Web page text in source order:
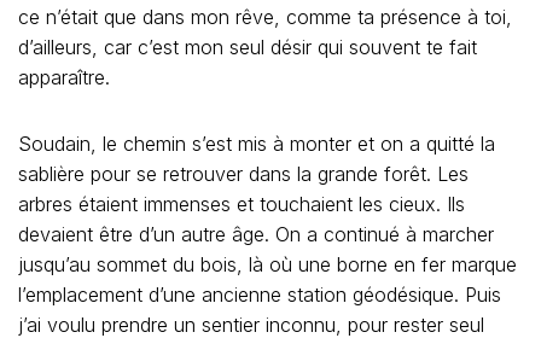
ce n’était que dans mon rêve, comme ta présence à toi,
d’ailleurs, car c’est mon seul désir qui souvent te fait
apparaître.
Soudain, le chemin s’est mis à monter et on a quitté la
sablière pour se retrouver dans la grande forêt. Les
arbres étaient immenses et touchaient les cieux. Ils
devaient être d’un autre âge. On a continué à marcher
jusqu’au sommet du bois, là où une borne en fer marque
l’emplacement d’une ancienne station géodésique. Puis
j’ai voulu prendre un sentier inconnu, pour rester seul